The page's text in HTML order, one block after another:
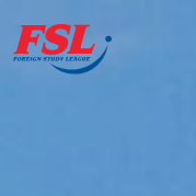
Skip to Main Content